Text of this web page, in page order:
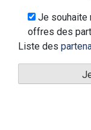
Je souhaite
offres des
Liste des